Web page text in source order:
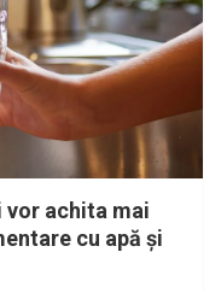
achita mai
cu apă și